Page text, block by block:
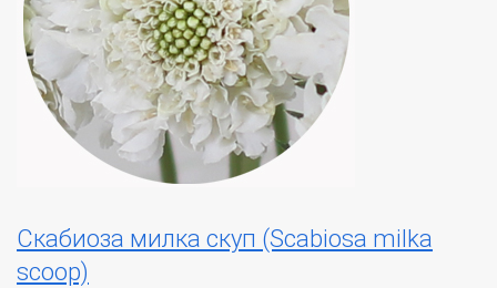
Скабиоза милка скуп (Scabiosa milka
scoop)